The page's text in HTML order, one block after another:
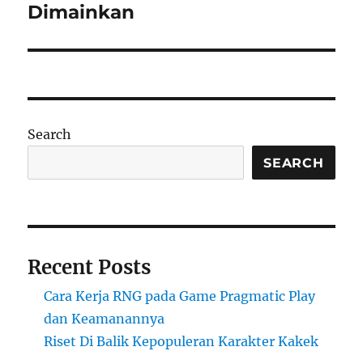
Dimainkan
Search
SEARCH
Recent Posts
Cara Kerja RNG pada Game Pragmatic Play
dan Keamanannya
Riset Di Balik Kepopuleran Karakter Kakek